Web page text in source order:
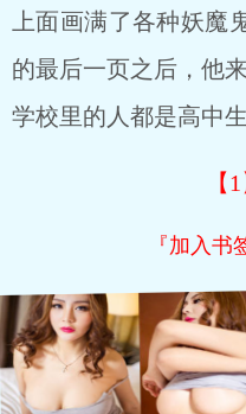
上面画满了各种妖魔
的最后一页之后，他
学校里的人都是高中
【1
『加入书